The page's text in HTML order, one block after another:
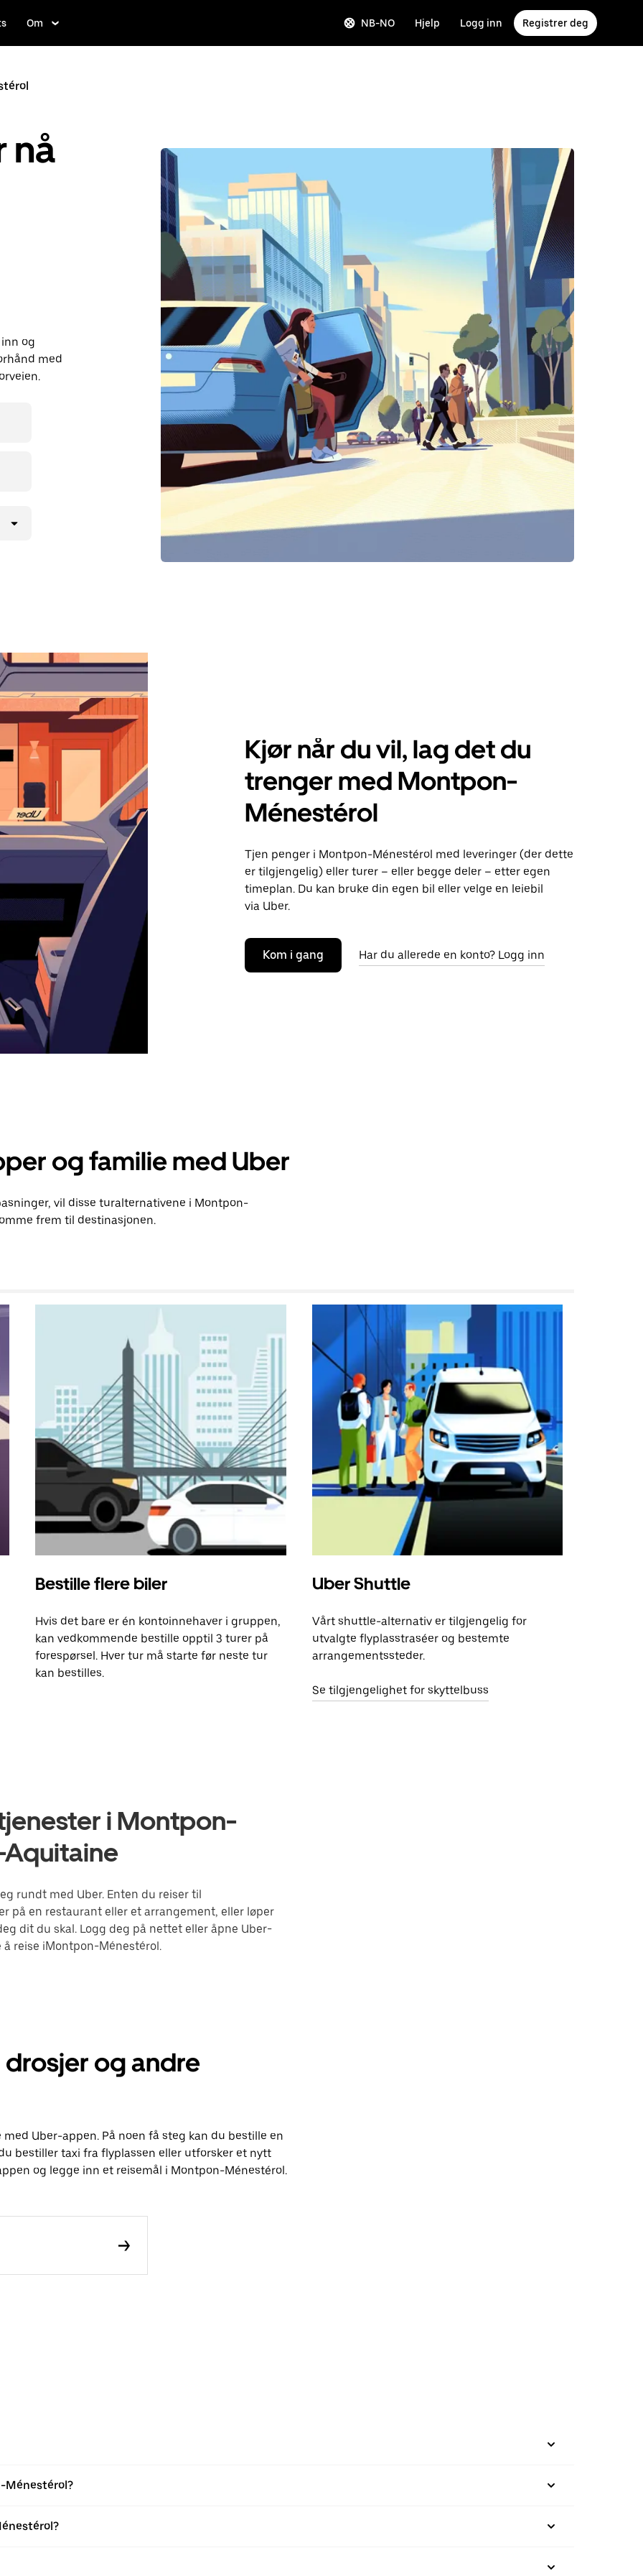
Om NB-NO Hjelp Logg inn Registrer deg
nå
og
med
Kjør når du vil, lag det du
trenger med Montpon-
Ménestérol
Tjen penger i Montpon-Ménestérol med leveringer (der dette
er tilgjengelig) eller turer – eller begge deler – etter egen
timeplan. Du kan bruke din egen bil eller velge en leiebil
via Uber.
Kom i gang Har du allerede en konto? Logg inn
og familie med Uber
vil disse turalternativene i Montpon-
frem til destinasjonen.
Bestille flere biler
Hvis det bare er én kontoinnehaver i gruppen,
kan vedkommende bestille opptil 3 turer på
forespørsel. Hver tur må starte før neste tur
kan bestilles.
Uber Shuttle
Vårt shuttle-alternativ er tilgjengelig for
utvalgte flyplasstraséer og bestemte
arrangementssteder.
Se tilgjengelighet for skyttelbuss
i Montpon-
rundt med Uber. Enten du reiser til
på en restaurant eller et arrangement, eller løper
dit du skal. Logg deg på nettet eller åpne Uber-
reise iMontpon-Ménestérol.
og andre
Uber-appen. På noen få steg kan du bestille en
bestiller taxi fra flyplassen eller utforsker et nytt
og legge inn et reisemål i Montpon-Ménestérol.
Ménestérol?